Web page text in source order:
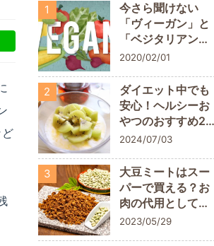
今さら聞けない
「ヴィーガン」と
「ベジタリアン」
の違い！
2020/02/01
1
ダイエット中でも
安心！ヘルシーお
やつのおすすめ20
商品
2024/07/03
2
大豆ミートはスー
パーで買える？お
肉の代用として取
り入れてみよう
2023/05/29
3